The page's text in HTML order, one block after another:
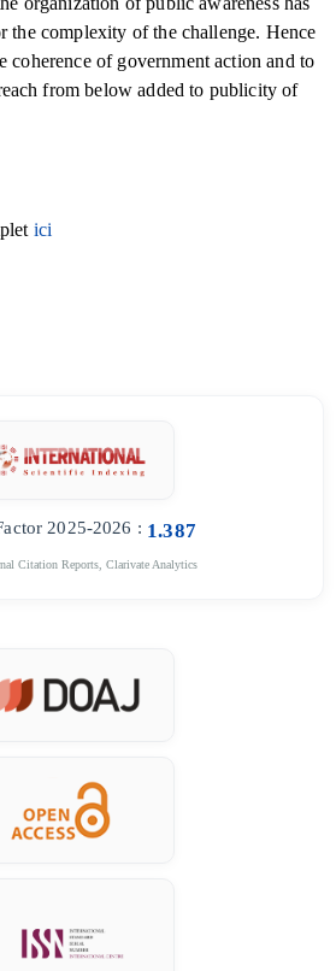
the complexity of the challenge. Hence
coherence of government action and to
from below added to publicity of
ici
2025-2026 : 1.387
Citation Reports, Clarivate Analytics